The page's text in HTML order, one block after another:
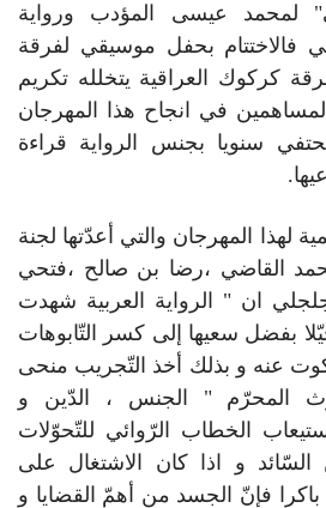
لمحمد عيسى المؤدب ورواية
فالاختتام بحفل موسيقي لفرقة
كركوك العراقية يتخلله تكريم
في انجاح هذا المهرجان
سنويا بجنس الرواية قراءة
لهذا المهرجان والتي أعدّتها لجنة
القاضي ،رضا بن صالح ،فتحي
ان " الرواية العربية شهدت
بفضل سعيها إلى كسر التّابوهات
عنه و بذلك أخذ التّجريب منحى
المحرّم " الجنس ، الدّين و
الخطاب الرّوائي للتّحوّلات
و اذا كان الاشتغال على
فإنّ الجسد من أهمّ القضايا و